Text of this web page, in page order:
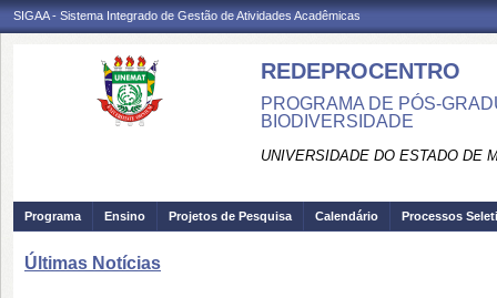
SIGAA - Sistema Integrado de Gestão de Atividades Acadêmicas
REDEPROCENTRO
PROGRAMA DE PÓS-
BIODIVERSIDADE
UNIVERSIDADE DO ESTADO DE
Programa Ensino Projetos de Pesquisa Calendário Processos
Últimas Notícias